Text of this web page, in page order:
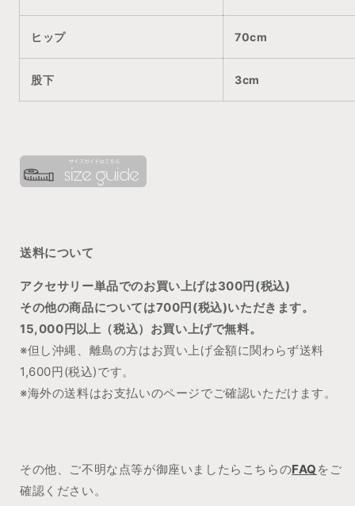
ヒップ 70cm
股下 3cm
送料について
アクセサリー単品でのお買い上げは300円(税込)
その他の商品については700円(税込)いただきます。
15,000円以上（税込）お買い上げで無料。
※但し沖縄、離島の方はお買い上げ金額に関わらず送料
1,600円(税込)です。
※海外の送料はお支払いのページでご確認いただけます。
その他、ご不明な点等が御座いましたらこちらのFAQ をご
確認ください。